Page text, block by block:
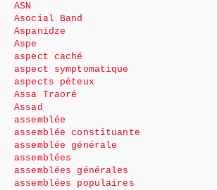
ASN
Asocial Band
Aspanidze
Aspe
aspect caché
aspect symptomatique
aspects péteux
Assa Traoré
Assad
assemblée
assemblée constituante
assemblée générale
assemblées
assemblées générales
assemblées populaires